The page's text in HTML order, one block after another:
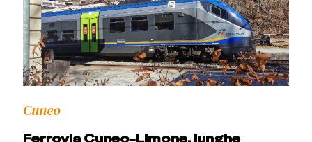
Cuneo
Ferrovia Cuneo-Limone, lunghe